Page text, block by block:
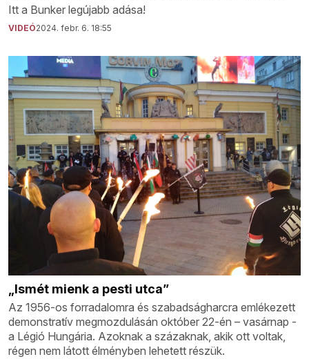
Itt a Bunker legújabb adása!
VIDEÓ2024. febr. 6. 18:55
„Ismét mienk a pesti utca”
Az 1956-os forradalomra és szabadságharcra emlékezett
demonstratív megmozdulásán október 22-én – vasárnap -
a Légió Hungária. Azoknak a százaknak, akik ott voltak,
régen nem látott élményben lehetett részük.